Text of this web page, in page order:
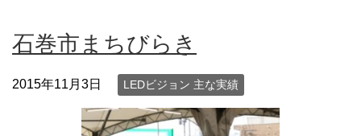
石巻市まちびらき
2015年11月3日 LEDビジョン 主な実績